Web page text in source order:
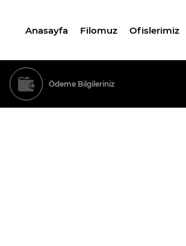
Anasayfa Filomuz Ofislerimiz
Ödeme Bilgileriniz